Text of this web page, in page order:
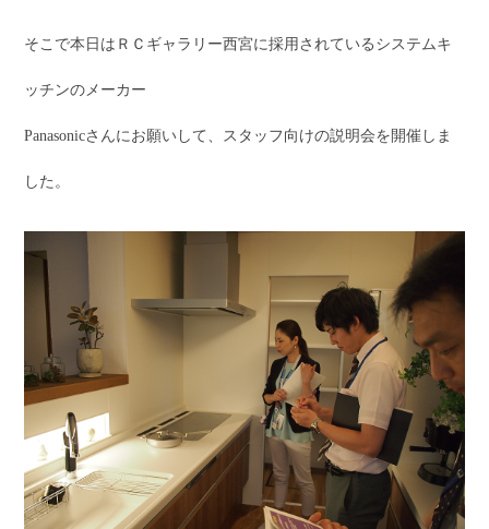
そこで本日はＲＣギャラリー西宮に採用されているシステムキ
ッチンのメーカー
Panasonicさんにお願いして、スタッフ向けの説明会を開催しま
した。